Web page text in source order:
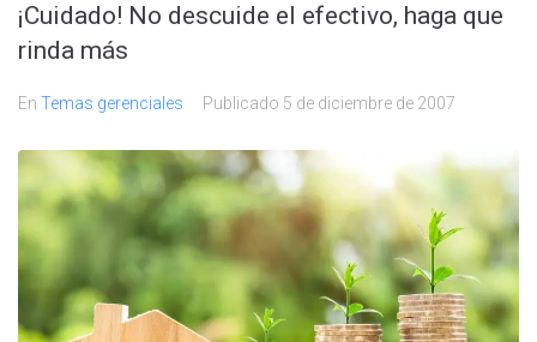
¡Cuidado! No descuide el efectivo, haga que
rinda más
En Temas gerenciales Publicado 5 de diciembre de 2007